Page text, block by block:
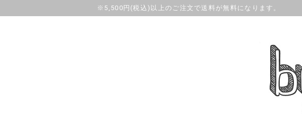
※5,500円(税込)以上のご注文で送料が無料になります。